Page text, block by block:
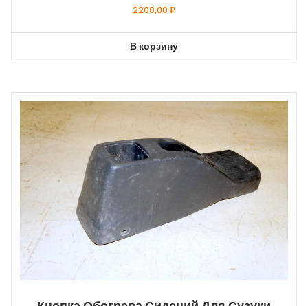
2200,00₽
В корзину